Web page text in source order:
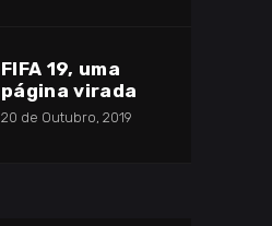
FIFA 19, uma
página virada
20 de Outubro, 2019